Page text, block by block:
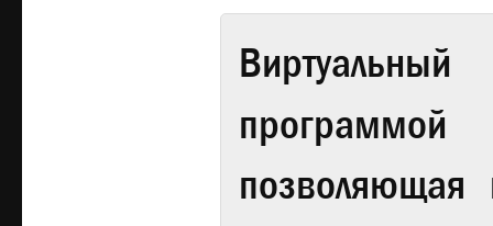
Виртуальный